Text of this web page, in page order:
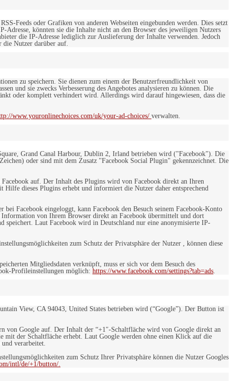
Feeds oder Grafiken von anderen Webseiten eingebunden werden. Dies setzt
könnten sie die Inhalte nicht an den Browser des jeweiligen Nutzers
die IP-Adresse lediglich zur Auslieferung der Inhalte verwenden. Jedoch
die Nutzer darüber auf.
zu speichern. Sie dienen zum einem der Benutzerfreundlichkeit von
und sie zwecks Verbesserung des Angebotes analysieren zu können. Die
oder komplett verhindert wird. Allerdings wird darauf hingewiesen, dass die
www.youronlinechoices.com/uk/your-ad-choices/ verwalten.
Grand Canal Harbour, Dublin 2, Irland betrieben wird ("Facebook"). Die
oder sind mit dem Zusatz "Facebook Social Plugin" gekennzeichnet. Die
auf. Der Inhalt des Plugins wird von Facebook direkt an Ihren
dieses Plugins erhebt und informiert die Nutzer daher entsprechend
Facebook eingeloggt, kann Facebook den Besuch seinem Facebook-Konto
von Ihrem Browser direkt an Facebook übermittelt und dort
speichert. Laut Facebook wird in Deutschland nur eine anonymisierte IP-
zum Schutz der Privatsphäre der Nutzer , können diese
Mitgliedsdaten verknüpft, muss er sich vor dem Besuch des
Profileinstellungen möglich: https://www.facebook.com/settings?tab=ads.
View, CA 94043, United States betrieben wird (“Google”). Der Button ist
von Google auf. Der Inhalt der “+1″-Schaltfläche wird von Google direkt an
mit der Schaltfläche erhebt. Laut Google werden ohne einen Klick auf die
verarbeitet.
zum Schutz Ihrer Privatsphäre können die Nutzer Googles
intl/de/+1/button/.